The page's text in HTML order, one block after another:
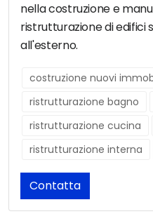
nella costruzione e
ristrutturazione di edifici
all'esterno.
costruzione nuovi
ristrutturazione bagno
ristrutturazione cucina
ristrutturazione interna
Contatta